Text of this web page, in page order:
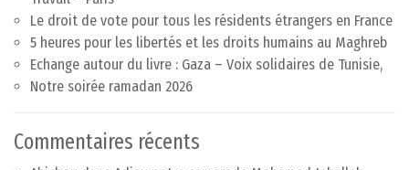
Le droit de vote pour tous les résidents étrangers en France
5 heures pour les libertés et les droits humains au Maghreb
Echange autour du livre : Gaza – Voix solidaires de Tunisie,
Notre soirée ramadan 2026
Commentaires récents